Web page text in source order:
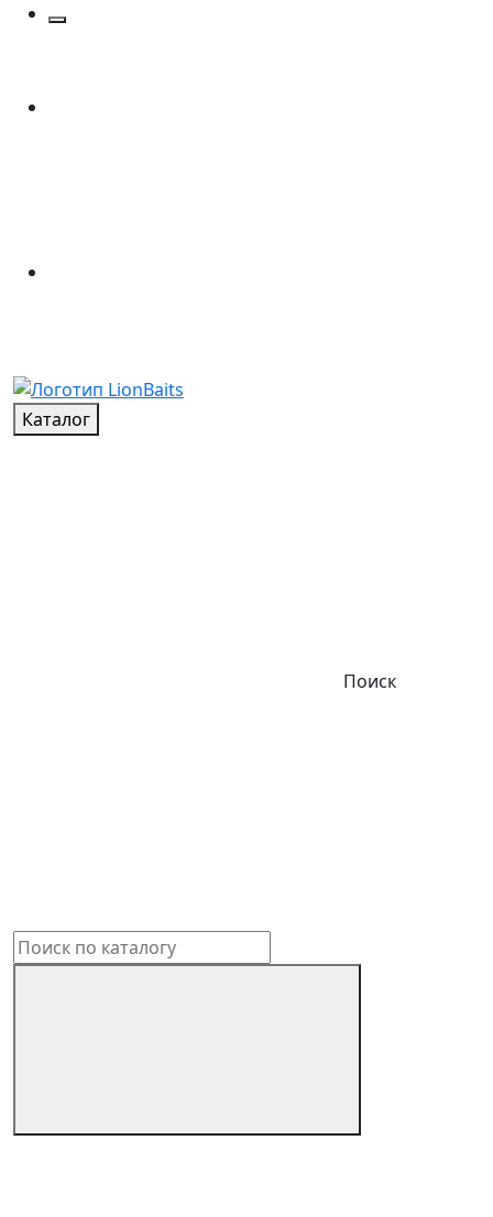
Каталог
Поиск